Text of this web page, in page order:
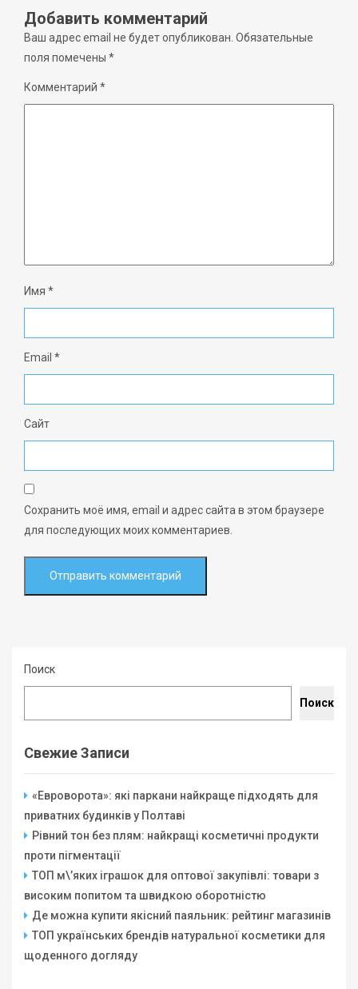
Добавить комментарий
Ваш адрес email не будет опубликован. Обязательные
поля помечены *
Комментарий *
Имя *
Email *
Сайт
Сохранить моё имя, email и адрес сайта в этом браузере
для последующих моих комментариев.
Поиск
Поиск
Свежие Записи
«Евроворота»: які паркани найкраще підходять для
приватних будинків у Полтаві
Рівний тон без плям: найкращі косметичні продукти
проти пігментації
ТОП м\’яких іграшок для оптової закупівлі: товари з
високим попитом та швидкою оборотністю
Де можна купити якісний паяльник: рейтинг магазинів
ТОП українських брендів натуральної косметики для
щоденного догляду